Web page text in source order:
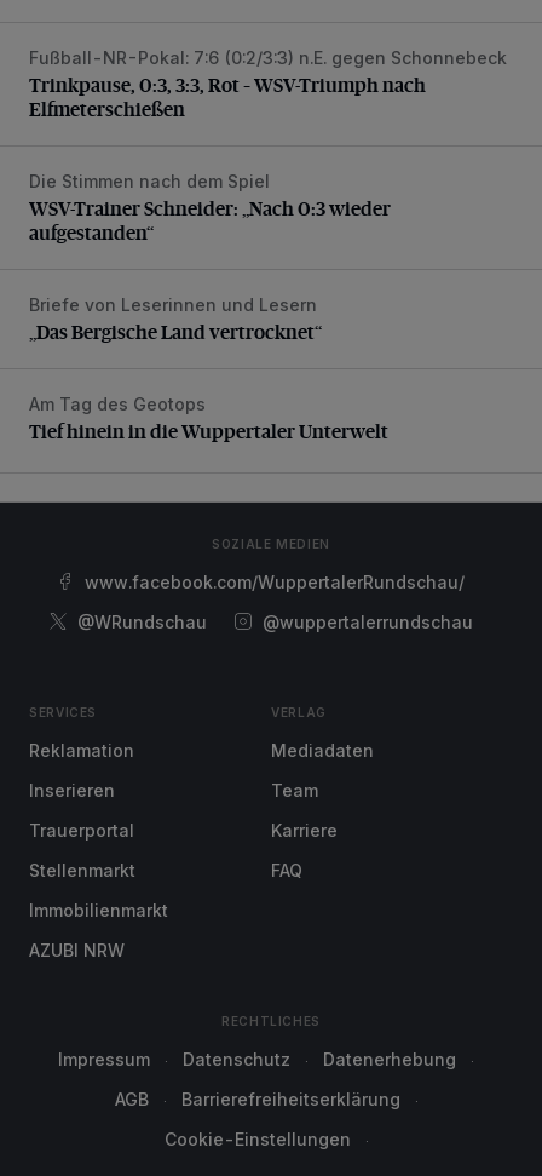
Trinkpause, 0:3, 3:3, Rot – WSV-Triumph nach
Fußball-NR-Pokal: 7:6 (0:2/3:3) n.E. gegen Schonnebeck
Trinkpause, 0:3, 3:3, Rot – WSV-Triumph nach
Elfmeterschießen
WSV-Trainer Schneider: „Nach 0:3 wieder aufgestanden“
Die Stimmen nach dem Spiel
WSV-Trainer Schneider: „Nach 0:3 wieder
aufgestanden“
„Das Bergische Land vertrocknet“
Briefe von Leserinnen und Lesern
„Das Bergische Land vertrocknet“
Tief hinein in die Wuppertaler Unterwelt
Am Tag des Geotops
Tief hinein in die Wuppertaler Unterwelt
SOZIALE MEDIEN
www.facebook.com/WuppertalerRundschau/
@WRundschau
@wuppertalerrundschau
SERVICES
Reklamation
Inserieren
Trauerportal
Stellenmarkt
Immobilienmarkt
AZUBI NRW
VERLAG
Mediadaten
Team
Karriere
FAQ
RECHTLICHES
Impressum Datenschutz
Datenerhebung
AGB
Barrierefreiheitserklärung
Cookie-Einstellungen